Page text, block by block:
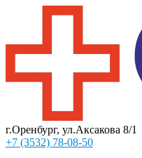
г.Оренбург, ул.Аксакова 8/1
+7 (3532) 78-08-50